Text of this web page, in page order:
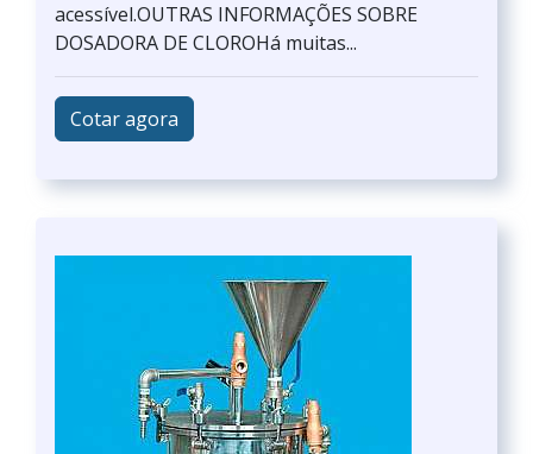
acessível.OUTRAS INFORMAÇÕES SOBRE
DOSADORA DE CLOROHá muitas...
Cotar agora